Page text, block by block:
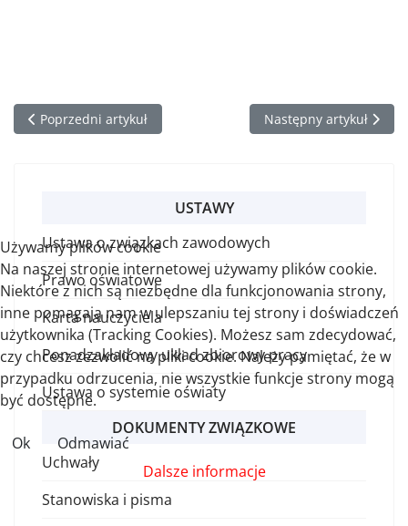
Poprzedni artykuł: 36. Rocznica Wydarzeń Grudniowych
Poprzedni artykuł Następny artykuł:
Następny artykuł
USTAWY
Ustawa o związkach zawodowych
Prawo oświatowe
Karta nauczyciela
Ponadzakładowy układ zbiorowy pracy
Ustawa o systemie oświaty
DOKUMENTY ZWIĄZKOWE
Uchwały
Stanowiska i pisma
Używamy plików cookie
Na naszej stronie internetowej używamy plików cookie.
Niektóre z nich są niezbędne dla funkcjonowania strony,
inne pomagają nam w ulepszaniu tej strony i doświadczeń
użytkownika (Tracking Cookies). Możesz sam zdecydować,
czy chcesz zezwolić na pliki cookie. Należy pamiętać, że w
przypadku odrzucenia, nie wszystkie funkcje strony mogą
być dostępne.
Ok
Odmawiać
Dalsze informacje